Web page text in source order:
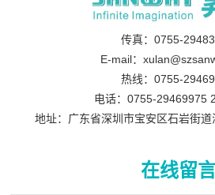
传真：0755-
E-mail：
热线：0755-
电话：0755-29469975
地址：广东省深圳市宝安区石岩街
在线留